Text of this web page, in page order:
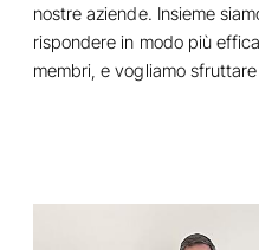
nostre aziende. Insieme
rispondere in modo più
membri, e vogliamo